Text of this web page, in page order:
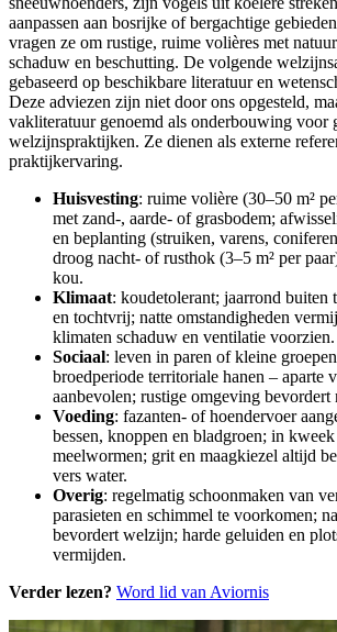
aanpassen aan bosrijke of bergachtige
vragen ze om rustige, ruime volières met
schaduw en beschutting. De volgende
gebaseerd op beschikbare literatuur en
Deze adviezen zijn niet door ons opgesteld,
vakliteratuur genoemd als onderbouwing voor
welzijnspraktijken. Ze dienen als externe
praktijkervaring.
Huisvesting: ruime volière (30–50 m²
met zand-, aarde- of grasbodem;
en beplanting (struiken, varens,
droog nacht- of rusthok (3–5 m² per
kou.
Klimaat: koudetolerant; jaarrond buiten
en tochtvrij; natte omstandigheden
klimaten schaduw en ventilatie voorzien.
Sociaal: leven in paren of kleine
broedperiode territoriale hanen – aparte
aanbevolen; rustige omgeving
Voeding: fazanten- of hoendervoer
bessen, knoppen en bladgroen; in
meelwormen; grit en maagkiezel altijd
vers water.
Overig: regelmatig schoonmaken van
parasieten en schimmel te voorkomen;
bevordert welzijn; harde geluiden en
vermijden.
Verder lezen? Word lid van Aviornis